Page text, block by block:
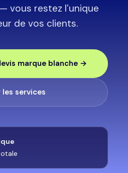
vous restez l’unique
de vos clients.
marque blanche →
les services